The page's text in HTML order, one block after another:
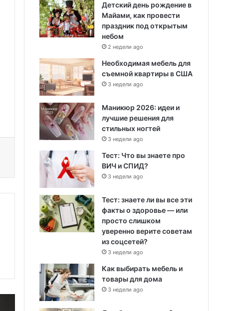
Детский день рождение в
Майами, как провести
праздник под открытым
небом
2 недели ago
Необходимая мебель для
съемной квартиры в США
3 недели ago
Маникюр 2026: идеи и
лучшие решения для
стильных ногтей
3 недели ago
Тест: Что вы знаете про
ВИЧ и СПИД?
3 недели ago
Тест: знаете ли вы все эти
факты о здоровье — или
просто слишком
уверенно верите советам
из соцсетей?
3 недели ago
Как выбирать мебель и
товары для дома
3 недели ago